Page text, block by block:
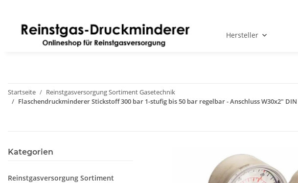
Hersteller
Startseite
Reinstgasversorgung Sortiment Gasetechnik
Flaschendruckminderer Stickstoff 300 bar 1-stufig bis 50 bar regelbar - Anschluss W30x2" DIN
Kategorien
Reinstgasversorgung Sortiment